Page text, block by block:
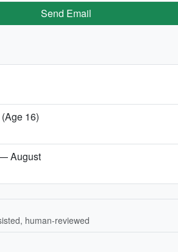
Send Email
16)
August
human-reviewed